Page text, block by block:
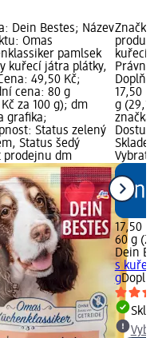
Dein Bestes; Název
Omas
pamlsek
kuřecí játra plátky,
49,50 Kč;
cena: 80 g
Kč za 100 g); dm
grafika;
Status zelený
Status šedý
prodejnu dm
Značka:
kuřecím
Právní
17,50
g (29,17
značka
Vybrat
17,50 Kč
60 g
Dein
s
g